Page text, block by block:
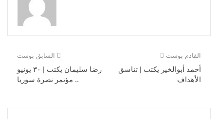
السابق بوست
رضا سليمان يكتب | ٣٠ يونيو
.. مؤتمر نصرة سوريا
القادم بوست
أحمد أبوالخير يكتب | تناسق
الأهداف